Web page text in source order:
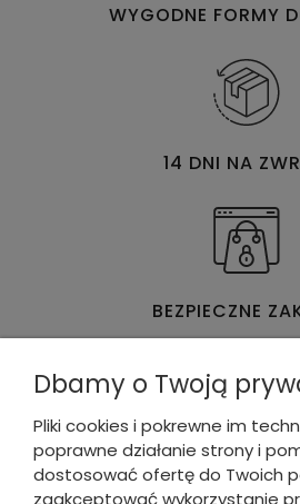
WYGODNE FORMY
14 DNI NA
BEZPIECZNE
WYGODNE & SZYBKIE
Dbamy o Twoją
Pliki cookies i pokrewne im
poprawne działanie strony i
dostosować ofertę do Twoich
zaakceptować wykorzystanie